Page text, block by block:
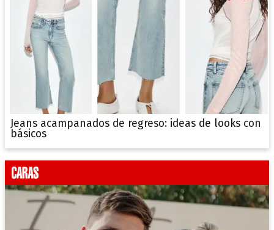
Jeans acampanados de regreso: ideas de looks con
básicos